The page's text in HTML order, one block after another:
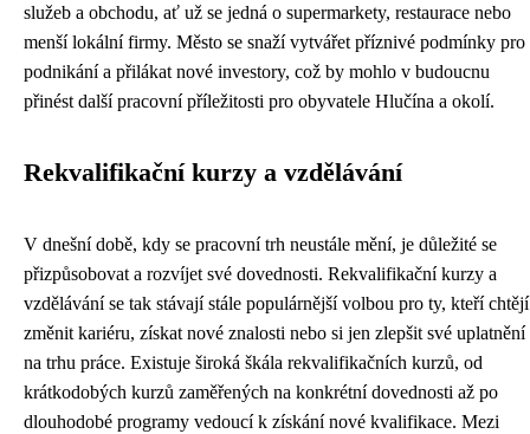
služeb a obchodu, ať už se jedná o supermarkety, restaurace nebo
menší lokální firmy. Město se snaží vytvářet příznivé podmínky pro
podnikání a přilákat nové investory, což by mohlo v budoucnu
přinést další pracovní příležitosti pro obyvatele Hlučína a okolí.
Rekvalifikační kurzy a vzdělávání
V dnešní době, kdy se pracovní trh neustále mění, je důležité se
přizpůsobovat a rozvíjet své dovednosti. Rekvalifikační kurzy a
vzdělávání se tak stávají stále populárnější volbou pro ty, kteří chtějí
změnit kariéru, získat nové znalosti nebo si jen zlepšit své uplatnění
na trhu práce. Existuje široká škála rekvalifikačních kurzů, od
krátkodobých kurzů zaměřených na konkrétní dovednosti až po
dlouhodobé programy vedoucí k získání nové kvalifikace. Mezi